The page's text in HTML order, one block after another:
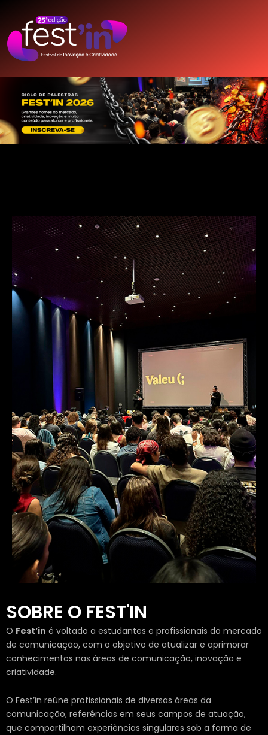
SOBRE O FEST'IN
O Fest’in é voltado a estudantes e profissionais do mercado
de comunicação, com o objetivo de atualizar e aprimorar
conhecimentos nas áreas de comunicação, inovação e
criatividade.
O Fest’in reúne profissionais de diversas áreas da
comunicação, referências em seus campos de atuação,
que compartilham experiências singulares sob a forma de